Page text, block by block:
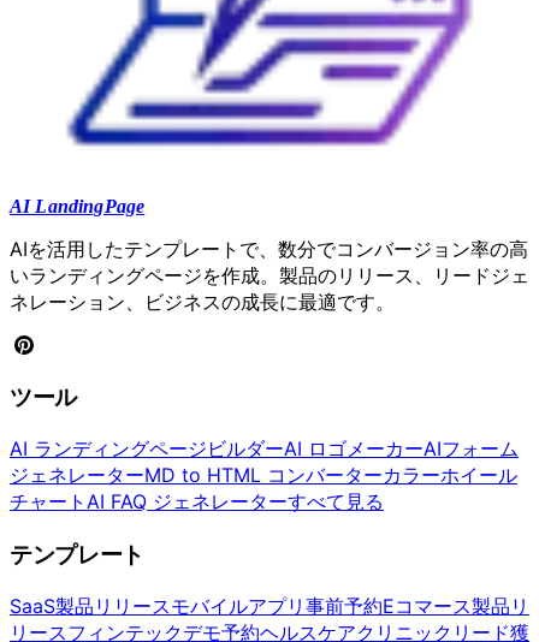
AI LandingPage
AIを活用したテンプレートで、数分でコンバージョン率の高
いランディングページを作成。製品のリリース、リードジェ
ネレーション、ビジネスの成長に最適です。
ツール
AI ランディングページビルダーAI ロゴメーカーAIフォーム
ジェネレーターMD to HTML コンバーターカラーホイール
チャート AI FAQ ジェネレーターすべて見る
テンプレート
SaaS製品リリースモバイルアプリ事前予約Eコマース製品リ
リースフィンテックデモ予約ヘルスケアクリニックリード獲